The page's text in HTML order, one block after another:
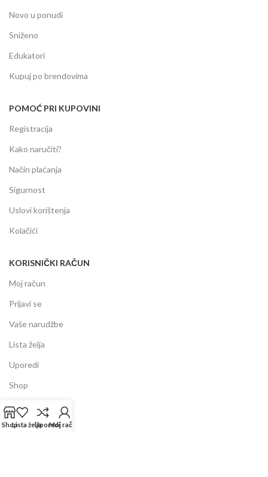
Novo u ponudi
Sniženo
Edukatori
Kupuj po brendovima
POMOĆ PRI KUPOVINI
Registracija
Kako naručiti?
Način plaćanja
Sigurnost
Uslovi korištenja
Kolačići
KORISNIČKI RAČUN
Moj račun
Prijavi se
Vaše narudžbe
Lista želja
Uporedi
Shop
INFORMACIJE
ShopLista željaUporediMoj račun